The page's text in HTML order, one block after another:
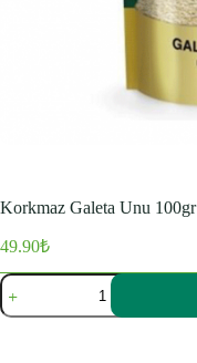
Korkmaz Galeta Unu 100gr
49.90₺
Korkmaz
Galeta
Unu